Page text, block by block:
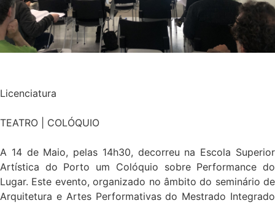
Licenciatura
TEATRO | COLÓQUIO
A 14 de Maio, pelas 14h30, decorreu na Escola Superior
Artística do Porto um Colóquio sobre Performance do
Lugar. Este evento, organizado no âmbito do seminário de
Arquitetura e Artes Performativas do Mestrado Integrado